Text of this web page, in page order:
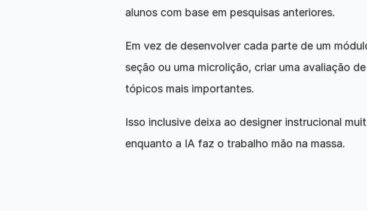
alunos com base em pesquisas anteriores.
Em vez de desenvolver cada parte de um
seção ou uma microlição, criar uma avaliação
tópicos mais importantes.
Isso inclusive deixa ao designer instrucional
enquanto a IA faz o trabalho mão na massa.